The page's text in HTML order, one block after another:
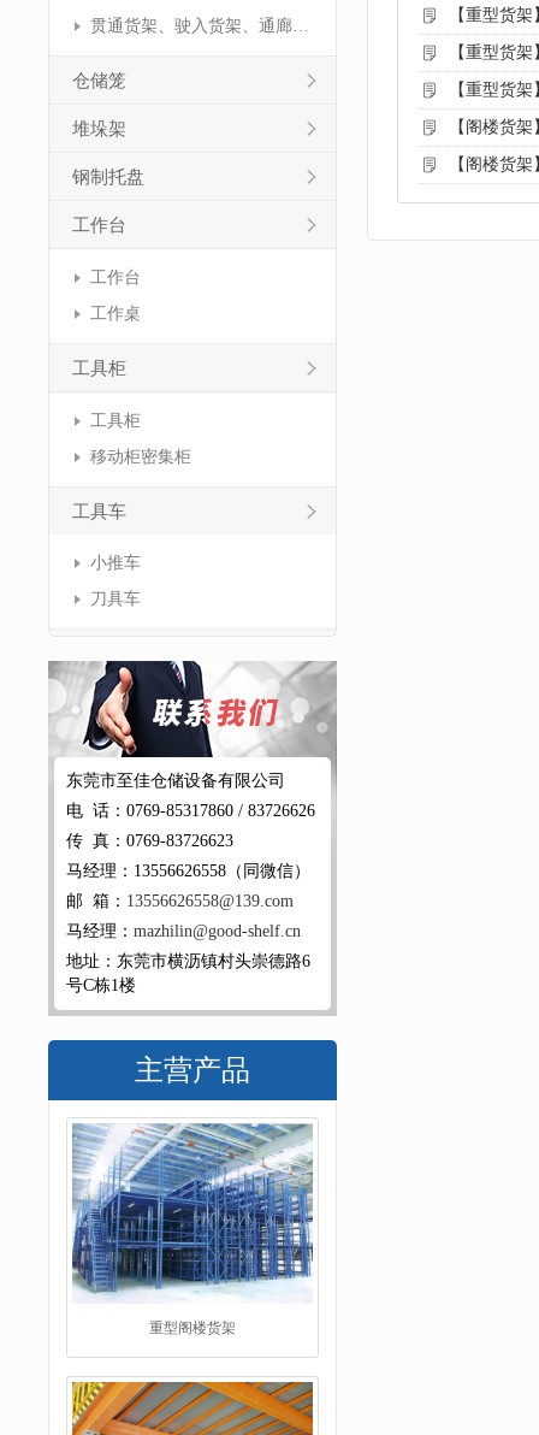
贯通货架、驶入货架、通廊货架
仓储笼
堆垛架
钢制托盘
工作台
工作台
工作桌
工具柜
工具柜
移动柜密集柜
工具车
小推车
刀具车
东莞市至佳仓储设备有限公司
电 话：0769-85317860 / 83726626
传 真：0769-83726623
马经理：13556626558（同微信）
邮 箱： 13556626558@139.com
马经理： mazhilin@good-shelf.cn
地址：东莞市横沥镇村头崇德路6
号C栋1楼
主营产品
重型阁楼货架
【重型货
【重型货
【重型货
【阁楼货
【阁楼货